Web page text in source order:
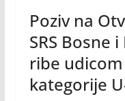
Poziv na
SRS Bosne
ribe
kategorije